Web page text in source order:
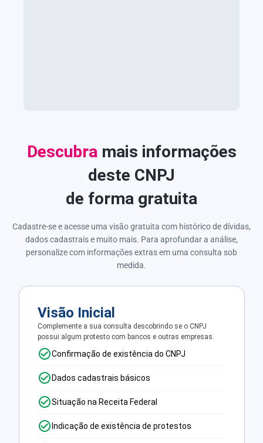
Descubra mais informações
deste CNPJ
de forma gratuita
Cadastre-se e acesse uma visão gratuita com histórico de dívidas,
dados cadastrais e muito mais. Para aprofundar a análise,
personalize com informações extras em uma consulta sob
medida.
Visão Inicial
Complemente a sua consulta descobrindo se o CNPJ
possui algum protesto com bancos e outras empresas.
Confirmação de existência do CNPJ
Dados cadastrais básicos
Situação na Receita Federal
Indicação de existência de protestos